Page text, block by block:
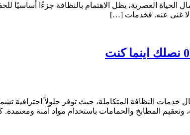
العصرية، يظل الاهتمام بالنظافة جزءًا أساسيًا
لا غنى عنه. فخدمات […]
النظافة المتكاملة، حيث توفر حلولاً احترافية
المطابخ والحمامات باستخدام مواد آمنة